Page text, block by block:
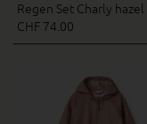
Regen Set Charly hazel
CHF 74.00